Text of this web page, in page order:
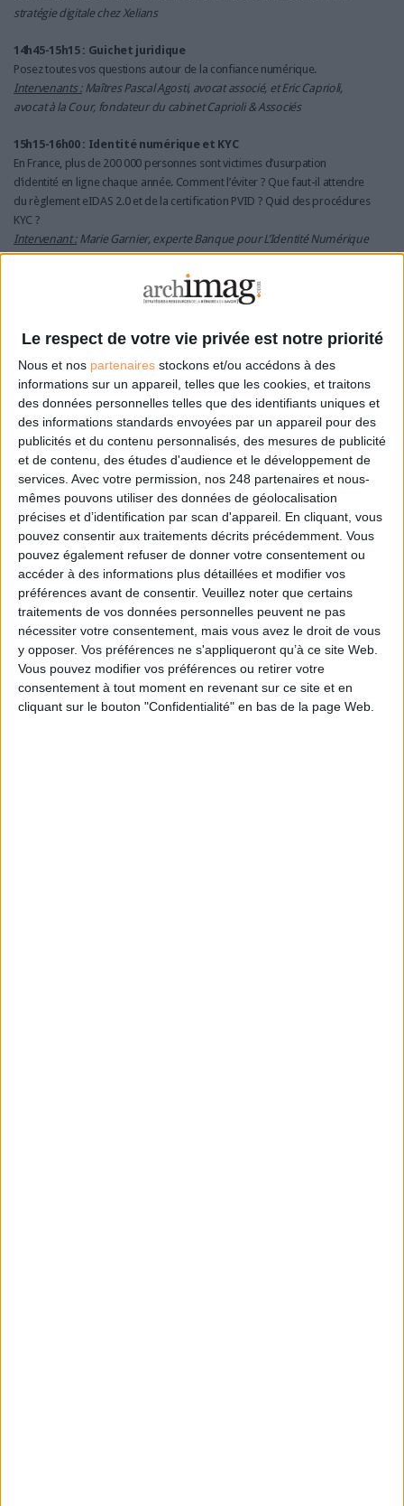
Le respect de votre vie privée est notre priorité
Nous et nos partenaires stockons et/ou accédons à des
informations sur un appareil, telles que les cookies, et traitons
des données personnelles telles que des identifiants uniques et
des informations standards envoyées par un appareil pour des
publicités et du contenu personnalisés, des mesures de publicité
et de contenu, des études d'audience et le développement de
services. Avec votre permission, nos 248 partenaires et nous-
mêmes pouvons utiliser des données de géolocalisation
précises et d’identification par scan d'appareil. En cliquant, vous
pouvez consentir aux traitements décrits précédemment. Vous
pouvez également refuser de donner votre consentement ou
accéder à des informations plus détaillées et modifier vos
préférences avant de consentir. Veuillez noter que certains
traitements de vos données personnelles peuvent ne pas
nécessiter votre consentement, mais vous avez le droit de vous
y opposer. Vos préférences ne s'appliqueront qu’à ce site Web.
Vous pouvez modifier vos préférences ou retirer votre
consentement à tout moment en revenant sur ce site et en
cliquant sur le bouton "Confidentialité" en bas de la page Web.
stratégie digitale chez Xelians
14h45-15h15 : Guichet juridique
Posez toutes vos questions autour de la confiance numérique.
Intervenants :Maîtres Pascal Agosti, avocat associé, et Eric Caprioli,
avocat à la Cour, fondateur du cabinet Caprioli & Associés
15h15-16h00 : Identité numérique et KYC
En France, plus de 200 000 personnes sont victimes d’usurpation
d’identité en ligne chaque année. Comment l’éviter ? Que faut-il attendre
du règlement eIDAS 2.0 et de la certification PVID ? Quid des procédures
KYC ?
Intervenant :Marie Garnier, experte Banque pour L’Identité Numérique
La Poste chez Docaposte, Pierre Grasset, Directeur commercial chez
LuxTrust, et Stéphane Gasch, expert en services de confiance et
dématérialisation, Vice-Président de la FnTC (Fédération des Tiers de
Comment les technologies émergentes (intelligence artificielle, métavers,
etc.) vont-elles impacter le marché ? Quid de l’analyse comportementale
via les datas ?
Intervenant :Philippe Sanchis, secrétaire général de la FnTC
Restez connectés pour en savoir plus sur les autres experts qui
interviendront lors de la Journée Confiance Numérique !
Inscrivez-vous gratuitement à la Journée
Confiance Numérique d’Archimag en cliquant ici.
Sur le même sujet:
Save the date : la Journée Confiance Numérique d’Archimag revient !
0 Commentaire